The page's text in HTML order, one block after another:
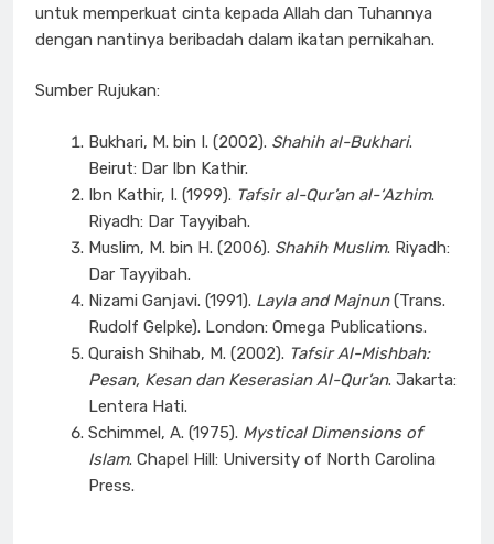
untuk memperkuat cinta kepada Allah dan Tuhannya
dengan nantinya beribadah dalam ikatan pernikahan.
Sumber Rujukan:
Bukhari, M. bin I. (2002). Shahih al-Bukhari.
Beirut: Dar Ibn Kathir.
Ibn Kathir, I. (1999). Tafsir al-Qur’an al-‘Azhim.
Riyadh: Dar Tayyibah.
Muslim, M. bin H. (2006). Shahih Muslim. Riyadh:
Dar Tayyibah.
Nizami Ganjavi. (1991). Layla and Majnun(Trans.
Rudolf Gelpke). London: Omega Publications.
Quraish Shihab, M. (2002). Tafsir Al-Mishbah:
Pesan, Kesan dan Keserasian Al-Qur’an. Jakarta:
Lentera Hati.
Schimmel, A. (1975). Mystical Dimensions of
Islam. Chapel Hill: University of North Carolina
Press.